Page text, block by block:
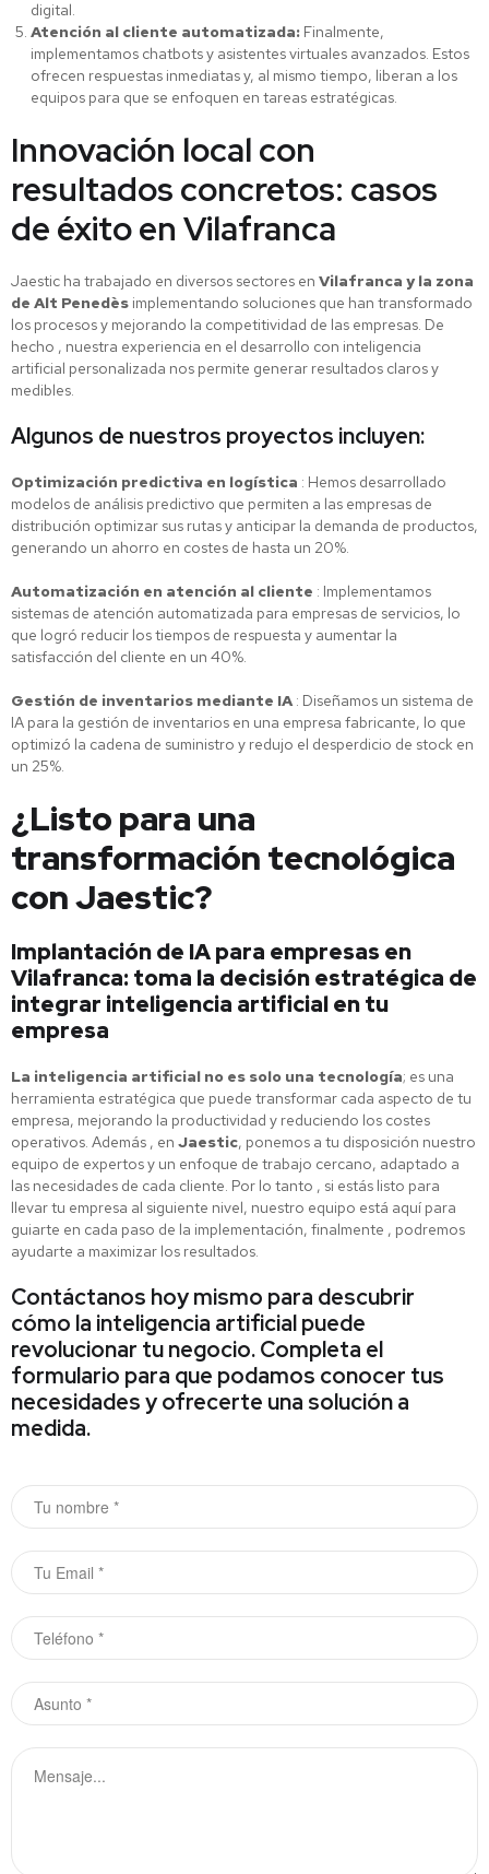
digital.
Atención al cliente automatizada: Finalmente,
implementamos chatbots y asistentes virtuales avanzados. Estos
ofrecen respuestas inmediatas y, al mismo tiempo, liberan a los
equipos para que se enfoquen en tareas estratégicas.
Innovación local con
resultados concretos: casos
de éxito en Vilafranca
Jaestic ha trabajado en diversos sectores en Vilafranca y la zona
de Alt Penedès implementando soluciones que han transformado
los procesos y mejorando la competitividad de las empresas. De
hecho , nuestra experiencia en el desarrollo con inteligencia
artificial personalizada nos permite generar resultados claros y
medibles.
Algunos de nuestros proyectos incluyen:
Optimización predictiva en logística : Hemos desarrollado
modelos de análisis predictivo que permiten a las empresas de
distribución optimizar sus rutas y anticipar la demanda de productos,
generando un ahorro en costes de hasta un 20%.
Automatización en atención al cliente : Implementamos
sistemas de atención automatizada para empresas de servicios, lo
que logró reducir los tiempos de respuesta y aumentar la
satisfacción del cliente en un 40%.
Gestión de inventarios mediante IA: Diseñamos un sistema de
IA para la gestión de inventarios en una empresa fabricante, lo que
optimizó la cadena de suministro y redujo el desperdicio de stock en
un 25%.
¿Listo para una
transformación tecnológica
con Jaestic?
Implantación de IA para empresas en
Vilafranca: toma la decisión estratégica de
integrar inteligencia artificial en tu
empresa
La inteligencia artificial no es solo una tecnología; es una
herramienta estratégica que puede transformar cada aspecto de tu
empresa, mejorando la productividad y reduciendo los costes
operativos. Además , en Jaestic, ponemos a tu disposición nuestro
equipo de expertos y un enfoque de trabajo cercano, adaptado a
las necesidades de cada cliente. Por lo tanto , si estás listo para
llevar tu empresa al siguiente nivel, nuestro equipo está aquí para
guiarte en cada paso de la implementación, finalmente , podremos
ayudarte a maximizar los resultados.
Contáctanos hoy mismo para descubrir
cómo la inteligencia artificial puede
revolucionar tu negocio. Completa el
formulario para que podamos conocer tus
necesidades y ofrecerte una solución a
medida.